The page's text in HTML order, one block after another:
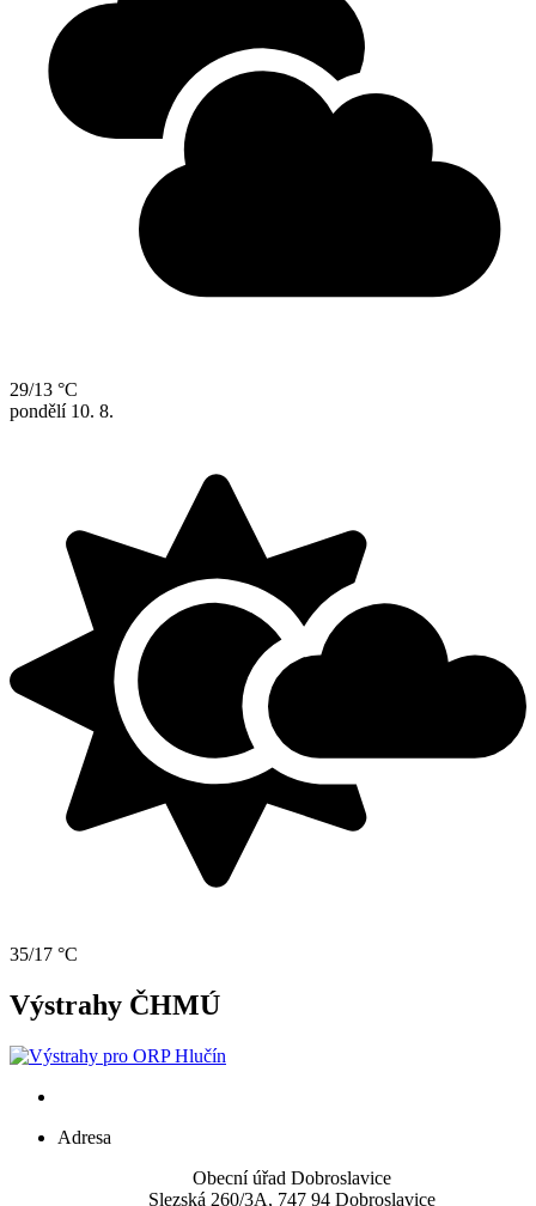
29/13 °C
pondělí 10. 8.
35/17 °C
Výstrahy ČHMÚ
Adresa
Obecní úřad Dobroslavice
Slezská 260/3A, 747 94 Dobroslavice